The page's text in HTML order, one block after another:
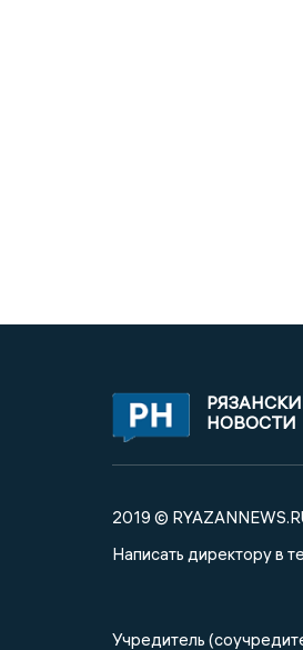
НОВОСТИ
2019 ©
Написать директору в
Учредитель